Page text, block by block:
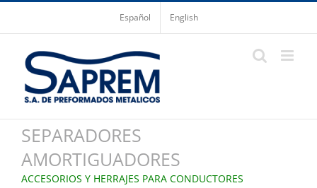
Saltar
contenido
Español English
SEPARADORES
AMORTIGUADORES
ACCESORIOS Y HERRAJES PARA CONDUCTORES